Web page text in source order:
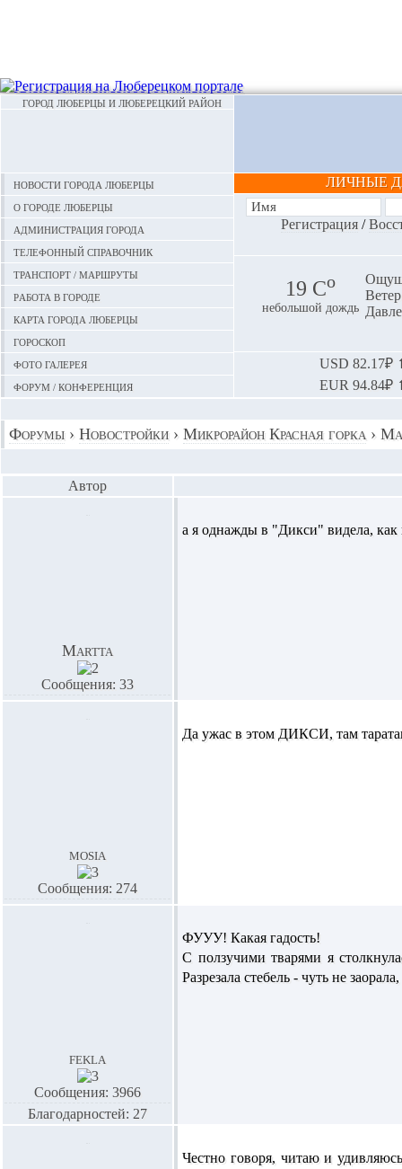
ГОРОД ЛЮБЕРЦЫ И ЛЮБЕРЕЦКИЙ РАЙОН
Новости города Люберцы
О городе Люберцы
Администрация города
Телефонный справочник
Транспорт / маршруты
Работа в городе
Карта города Люберцы
Гороскоп
Фото галерея
Форум / конференция
ЛИЧНЫЕ
Регистрация/
19 Сo
небольшой дождь
USD 82.17₽
EUR 94.84₽
Форумы › Новостройки › Микрорайон Красная горка›
Автор
Martta
Сообщения: 33
а я однажды в "Дикси" видела, как
mosia
Сообщения: 274
Да ужас в этом ДИКСИ, там
fekla
Сообщения: 3966
Благодарностей: 27
ФУУУ! Какая гадость!
С ползучими тварями я
Разрезала стебель - чуть не
Честно говоря, читаю и